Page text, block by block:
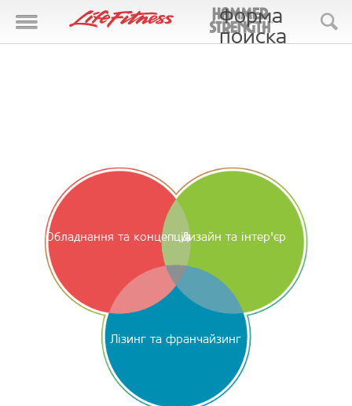
Форма
поиска
Обладнання та концепціяДизайн та інтер'єр
Лізинг та франчайзинг